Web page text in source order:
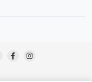
. Obre en una nova
. Obre en una nova